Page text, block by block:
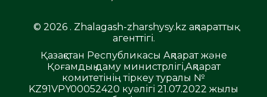
© 2026 . Zhalagash-zharshysy.kz ақпараттық
агенттігі.
Қазақстан Республикасы Ақпарат және
Қоғамдық даму министрлігі,Ақпарат
комитетінің тіркеу туралы №
KZ91VPY00052420 куәлігі 21.07.2022 жылы